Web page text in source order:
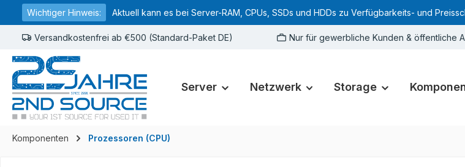
Zur Hauptnavigation springen
Wichtiger Hinweis: Aktuell kann es bei Server-RAM, CPUs, SSDs und HDDs zu Verfügbarkeits- und
Versandkostenfrei ab €500 (Standard-Paket DE) Nur für gewerbliche Kunden & öffentliche
Server Netzwerk Storage
Komponenten Prozessoren (CPU)